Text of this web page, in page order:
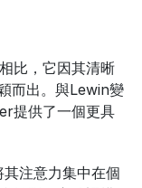
相比，它因其清晰
而出。與Lewin變
提供了一個更具
注意力集中在個